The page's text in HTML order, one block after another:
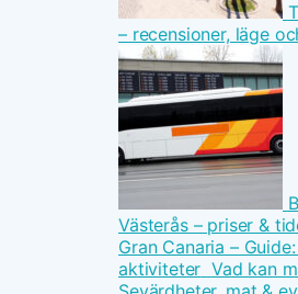
– recensioner, läge
Västerås – priser &
Gran Canaria –
aktiviteter Vad kan